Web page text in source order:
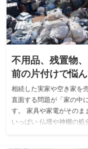
不用品、残置物
前の片付けで悩
相続した実家や空き家を
直面する問題が「家の中
す。 家具や家電がそのま
いっぱい 仏壇や神棚の処